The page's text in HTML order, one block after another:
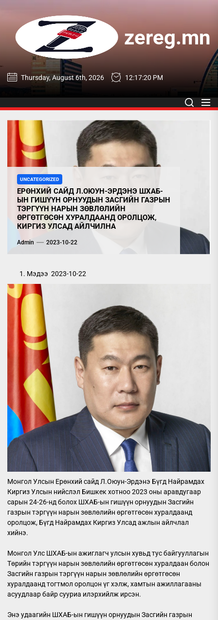
content
zereg.mn
zereg.mn
Thursday, August 6th, 2026 12:17:21 PM
UNCATEGORIZED
ЕРӨНХИЙ САЙД Л.ОЮУН-ЭРДЭНЭ ШХАБ-
ЫН ГИШҮҮН ОРНУУДЫН ЗАСГИЙН ГАЗРЫН
ТЭРГҮҮН НАРЫН ЗӨВЛӨЛИЙН
ӨРГӨТГӨСӨН ХУРАЛДААНД ОРОЛЦОЖ,
КИРГИЗ УЛСАД АЙЛЧИЛНА
Admin 2023-10-22
Мэдээ 2023-10-22
Монгол Улсын Ерөнхий сайд Л.Оюун-Эрдэнэ Бүгд Найрамдах
Киргиз Улсын нийслэл Бишкек хотноо 2023 оны аравдугаар
сарын 24-26-нд болох ШХАБ-ын гишүүн орнуудын Засгийн
газрын тэргүүн нарын зөвлөлийн өргөтгөсөн хуралдаанд
оролцож, Бүгд Найрамдах Киргиз Улсад ажлын айлчлал
хийнэ.
Монгол Улс ШХАБ-ын ажиглагч улсын хувьд тус байгууллагын
Төрийн тэргүүн нарын зөвлөлийн өргөтгөсөн хуралдаан болон
Засгийн газрын тэргүүн нарын зөвлөлийн өргөтгөсөн
хуралдаанд тогтмол оролцон үг хэлж, хамтын ажиллагааны
асуудлаар байр сууриа илэрхийлж ирсэн.
Энэ удаагийн ШХАБ-ын гишүүн орнуудын Засгийн газрын